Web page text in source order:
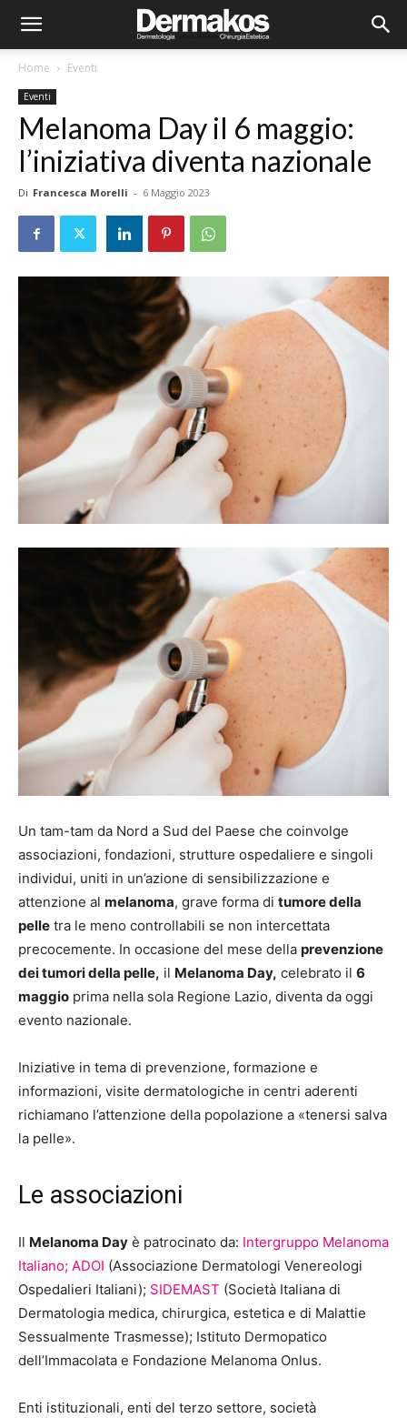
Home Eventi
Eventi
Melanoma Day il 6 maggio:
l’iniziativa diventa nazionale
Di Francesca Morelli - 6 Maggio 2023
Un tam-tam da Nord a Sud del Paese che coinvolge
associazioni, fondazioni, strutture ospedaliere e singoli
individui, uniti in un’azione di sensibilizzazione e
attenzione al melanoma, grave forma di tumore della
pelle tra le meno controllabili se non intercettata
precocemente. In occasione del mese della prevenzione
dei tumori della pelle, il Melanoma Day, celebrato il 6
maggio prima nella sola Regione Lazio, diventa da oggi
evento nazionale.
Iniziative in tema di prevenzione, formazione e
informazioni, visite dermatologiche in centri aderenti
richiamano l’attenzione della popolazione a «tenersi salva
la pelle».
Le associazioni
Il Melanoma Day è patrocinato da: Intergruppo Melanoma
Italiano; ADOI (Associazione Dermatologi Venereologi
Ospedalieri Italiani); SIDEMAST (Società Italiana di
Dermatologia medica, chirurgica, estetica e di Malattie
Sessualmente Trasmesse); Istituto Dermopatico
dell’Immacolata e Fondazione Melanoma Onlus.
Enti istituzionali, enti del terzo settore, società